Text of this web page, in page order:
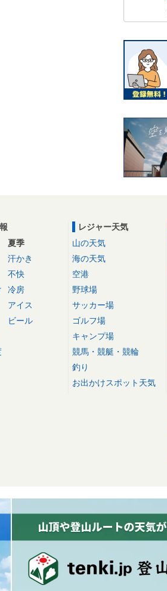
夏季
汗かき
不快
冷房
アイス
ビール
レジャー天気
山の天気
海の天気
空港
野球場
サッカー場
ゴルフ場
キャンプ場
競馬・競艇・競輪
釣り
お出かけスポット天気